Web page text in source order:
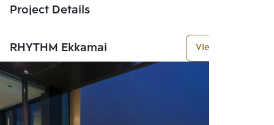
Project Details
RHYTHM Ekkamai View More